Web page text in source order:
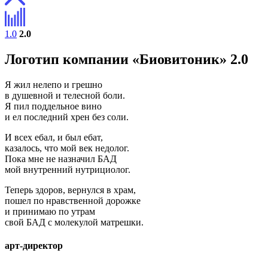
1.0 2.0
Логотип компании «Биовитоник» 2.0
Я жил нелепо и грешно
в душевной и телесной боли.
Я пил поддельное вино
и ел последний хрен без соли.
И всех ебал, и был ебат,
казалось, что мой век недолог.
Пока мне не назначил БАД
мой внутренний нутрициолог.
Теперь здоров, вернулся в храм,
пошел по нравственной дорожке
и принимаю по утрам
свой БАД с молекулой матрешки.
арт-директор